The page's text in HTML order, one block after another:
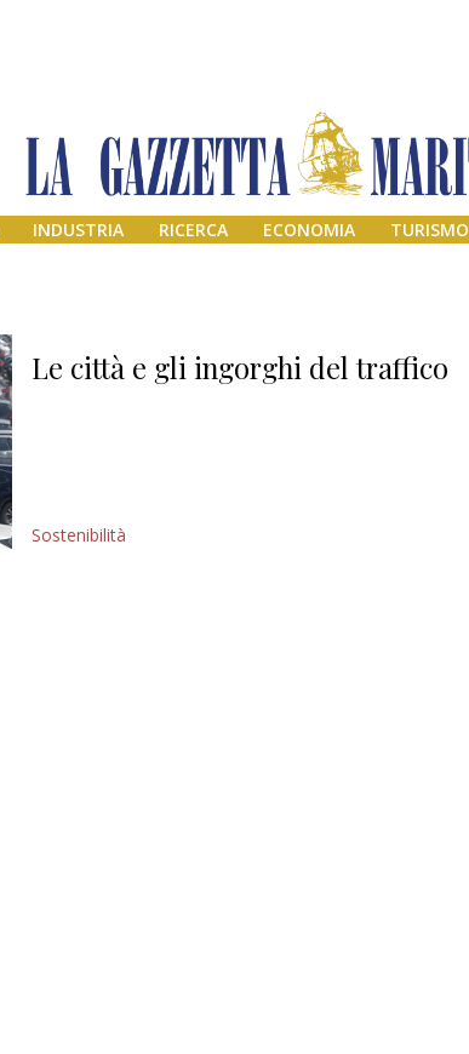
INDUSTRIA RICERCA ECONOMIA TURISMO
Le città e gli ingorghi del traffico
Sostenibilità